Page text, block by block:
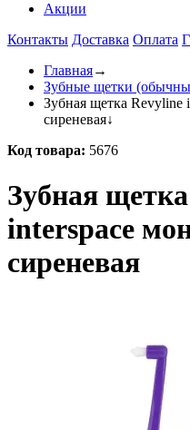
Акции
Контакты Доставка Оплата
Главная→
Зубные щетки
Зубная щетка Revyline
сиреневая↓
Код товара: 5676
Зубная
interspace
сиреневая